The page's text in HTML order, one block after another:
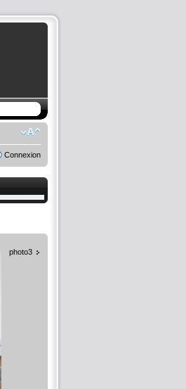
Connexion
photo3